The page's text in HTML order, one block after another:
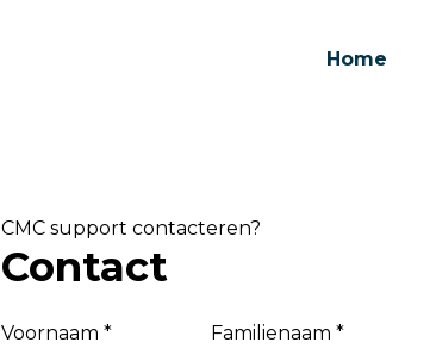
Home
CMC support contacteren?
Contact
Voornaam * Familienaam *